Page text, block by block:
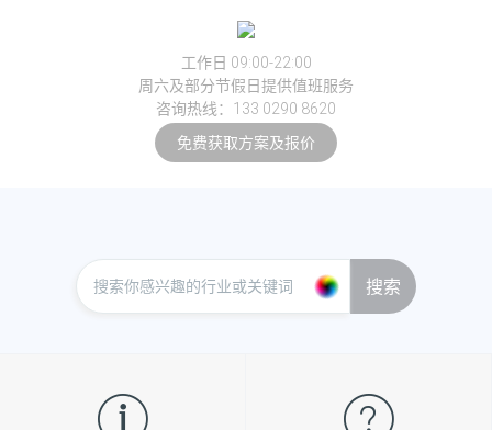
工作日 09:00-22:00
周六及部分节假日提供值班服务
咨询热线：133 0290 8620
免费获取方案及报价
搜索